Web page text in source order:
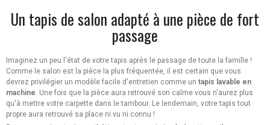
Un tapis de salon adapté à une pièce de fort
passage
Imaginez un peu l'état de votre tapis après le passage de toute la famille !
Comme le salon est la pièce la plus fréquentée, il est certain que vous
devrez privilégier un modèle facile d'entretien comme un tapis lavable en
machine. Une fois que la pièce aura retrouvé son calme vous n'aurez plus
qu'à mettre votre carpette dans le tambour. Le lendemain, votre tapis tout
propre aura retrouvé sa place ni vu ni connu !